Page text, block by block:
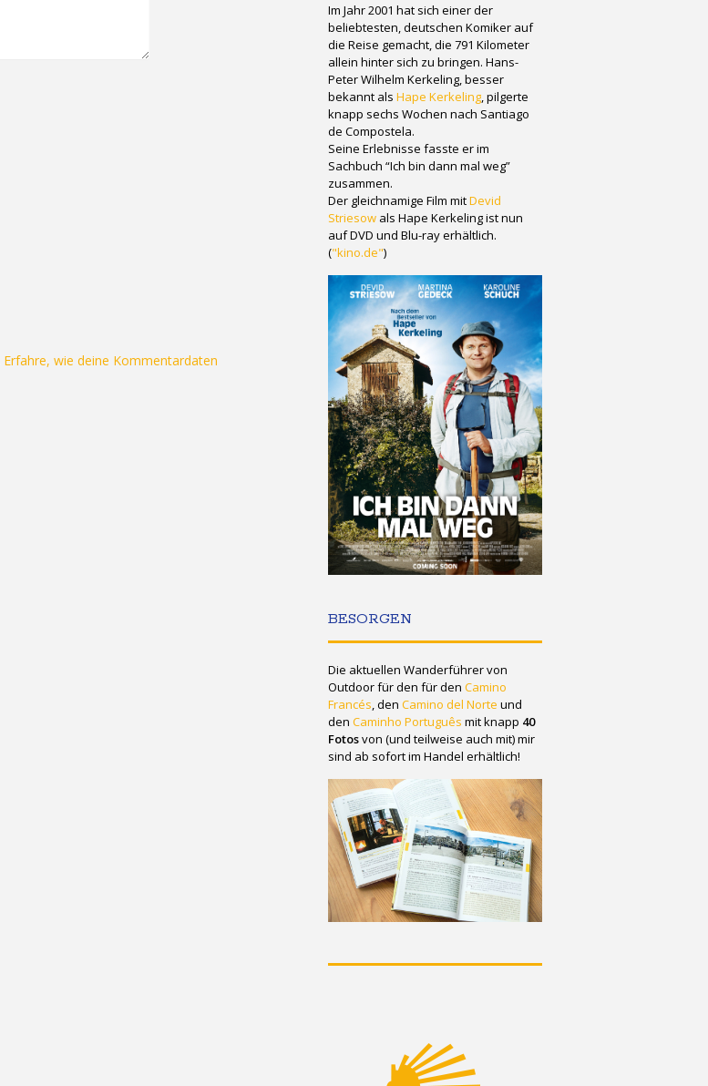
Erfahre, wie deine Kommentardaten
Im Jahr 2001 hat sich einer der
beliebtesten, deutschen Komiker auf
die Reise gemacht, die 791 Kilometer
allein hinter sich zu bringen. Hans-
Peter Wilhelm Kerkeling, besser
bekannt als Hape Kerkeling, pilgerte
knapp sechs Wochen nach Santiago
de Compostela.
Seine Erlebnisse fasste er im
Sachbuch “Ich bin dann mal weg”
zusammen.
Der gleichnamige Film mitDevid
Striesowals Hape Kerkeling ist nun
auf DVD und Blu-ray erhältlich.
("kino.de")
BESORGEN
Die aktuellen Wanderführer von
Outdoor für den für den Camino
Francés, den Camino del Norte und
den Caminho Português mit knapp 40
Fotosvon (und teilweise auch mit) mir
sind ab sofort im Handel erhältlich!